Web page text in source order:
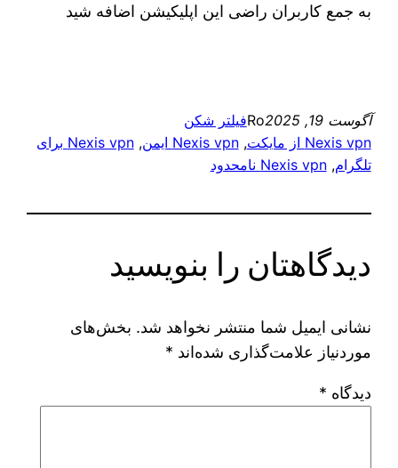
به جمع کاربران راضی این اپلیکیشن اضافه شید
آگوست 19, 2025 Roفیلتر شکن
Nexis vpn از مایکت
, Nexis vpn ایمن ,
Nexis vpn برای
تلگرام, Nexis vpn نامحدود
دیدگاهتان را بنویسید
نشانی ایمیل شما منتشر نخواهد شد. بخش‌های
موردنیاز علامت‌گذاری شده‌اند *
دیدگاه *